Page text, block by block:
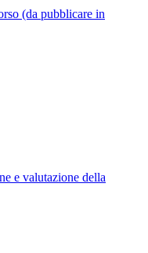
(da pubblicare in
e valutazione della